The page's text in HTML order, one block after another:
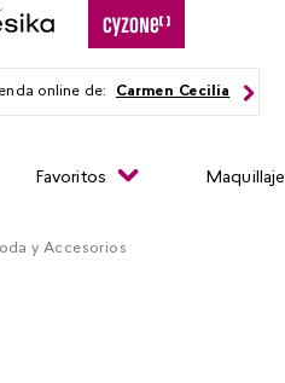
online de: Carmen Cecilia
Favoritos Maquillaje
y Accesorios